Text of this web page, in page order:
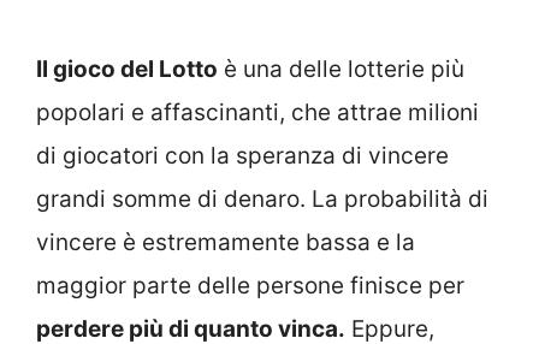
Il gioco del Lotto è una delle lotterie più
popolari e affascinanti, che attrae milioni
di giocatori con la speranza di vincere
grandi somme di denaro. La probabilità di
vincere è estremamente bassa e la
maggior parte delle persone finisce per
perdere più di quanto vinca. Eppure,